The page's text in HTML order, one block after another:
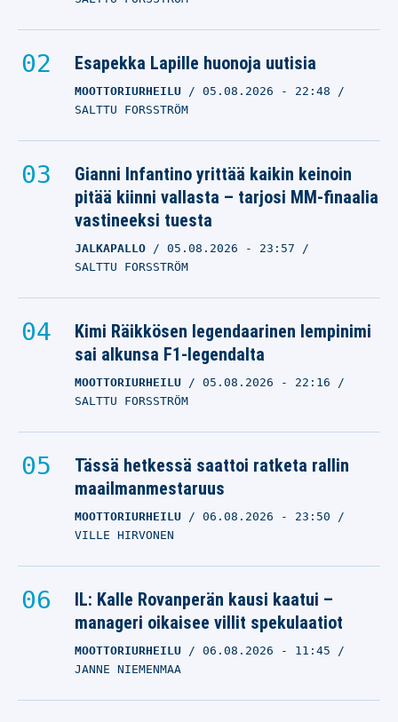
Esapekka Lapille huonoja uutisia
MOOTTORIURHEILU 05.08.2026 - 22:48
SALTTU FORSSTRÖM
Gianni Infantino yrittää kaikin keinoin
pitää kiinni vallasta – tarjosi MM-finaalia
vastineeksi tuesta
JALKAPALLO 05.08.2026 - 23:57
SALTTU FORSSTRÖM
Kimi Räikkösen legendaarinen lempinimi
sai alkunsa F1-legendalta
MOOTTORIURHEILU 05.08.2026 - 22:16
SALTTU FORSSTRÖM
Tässä hetkessä saattoi ratketa rallin
maailmanmestaruus
MOOTTORIURHEILU 06.08.2026 - 23:50
VILLE HIRVONEN
IL: Kalle Rovanperän kausi kaatui –
manageri oikaisee villit spekulaatiot
MOOTTORIURHEILU 06.08.2026 - 11:45
JANNE NIEMENMAA